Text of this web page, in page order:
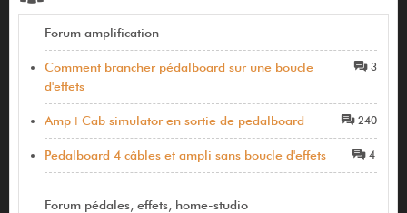
Forum amplification
Comment brancher pédalboard sur une boucle
d'effets
3
Amp+Cab simulator en sortie de pedalboard 240
Pedalboard 4 câbles et ampli sans boucle d'effets 4
Forum pédales, effets, home-studio